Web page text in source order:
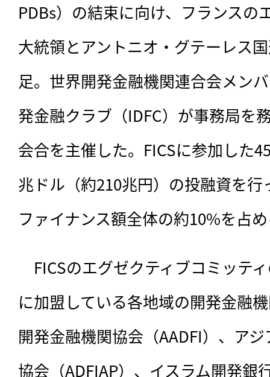
PDBs）の結束に向け、フランスの
大統領とアントニオ・グテーレス
足。世界開発金融機関連合会メン
発金融クラブ（IDFC）が事務局を
会合を主催した。FICSに参加した
兆ドル（約210兆円）の投融資を
ファイナンス額全体の約10%を占
FICSのエグゼクティブコミッテ
に加盟している各地域の開発金融
開発金融機関協会（AADFI）、ア
協会（ADFIAP）、イスラム開発銀